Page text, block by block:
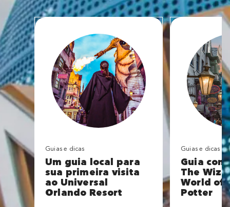
Guias e dicas
Um guia local para
sua primeira visita
ao Universal
Orlando Resort
Guias e dicas
Guia
The
World of
Potter